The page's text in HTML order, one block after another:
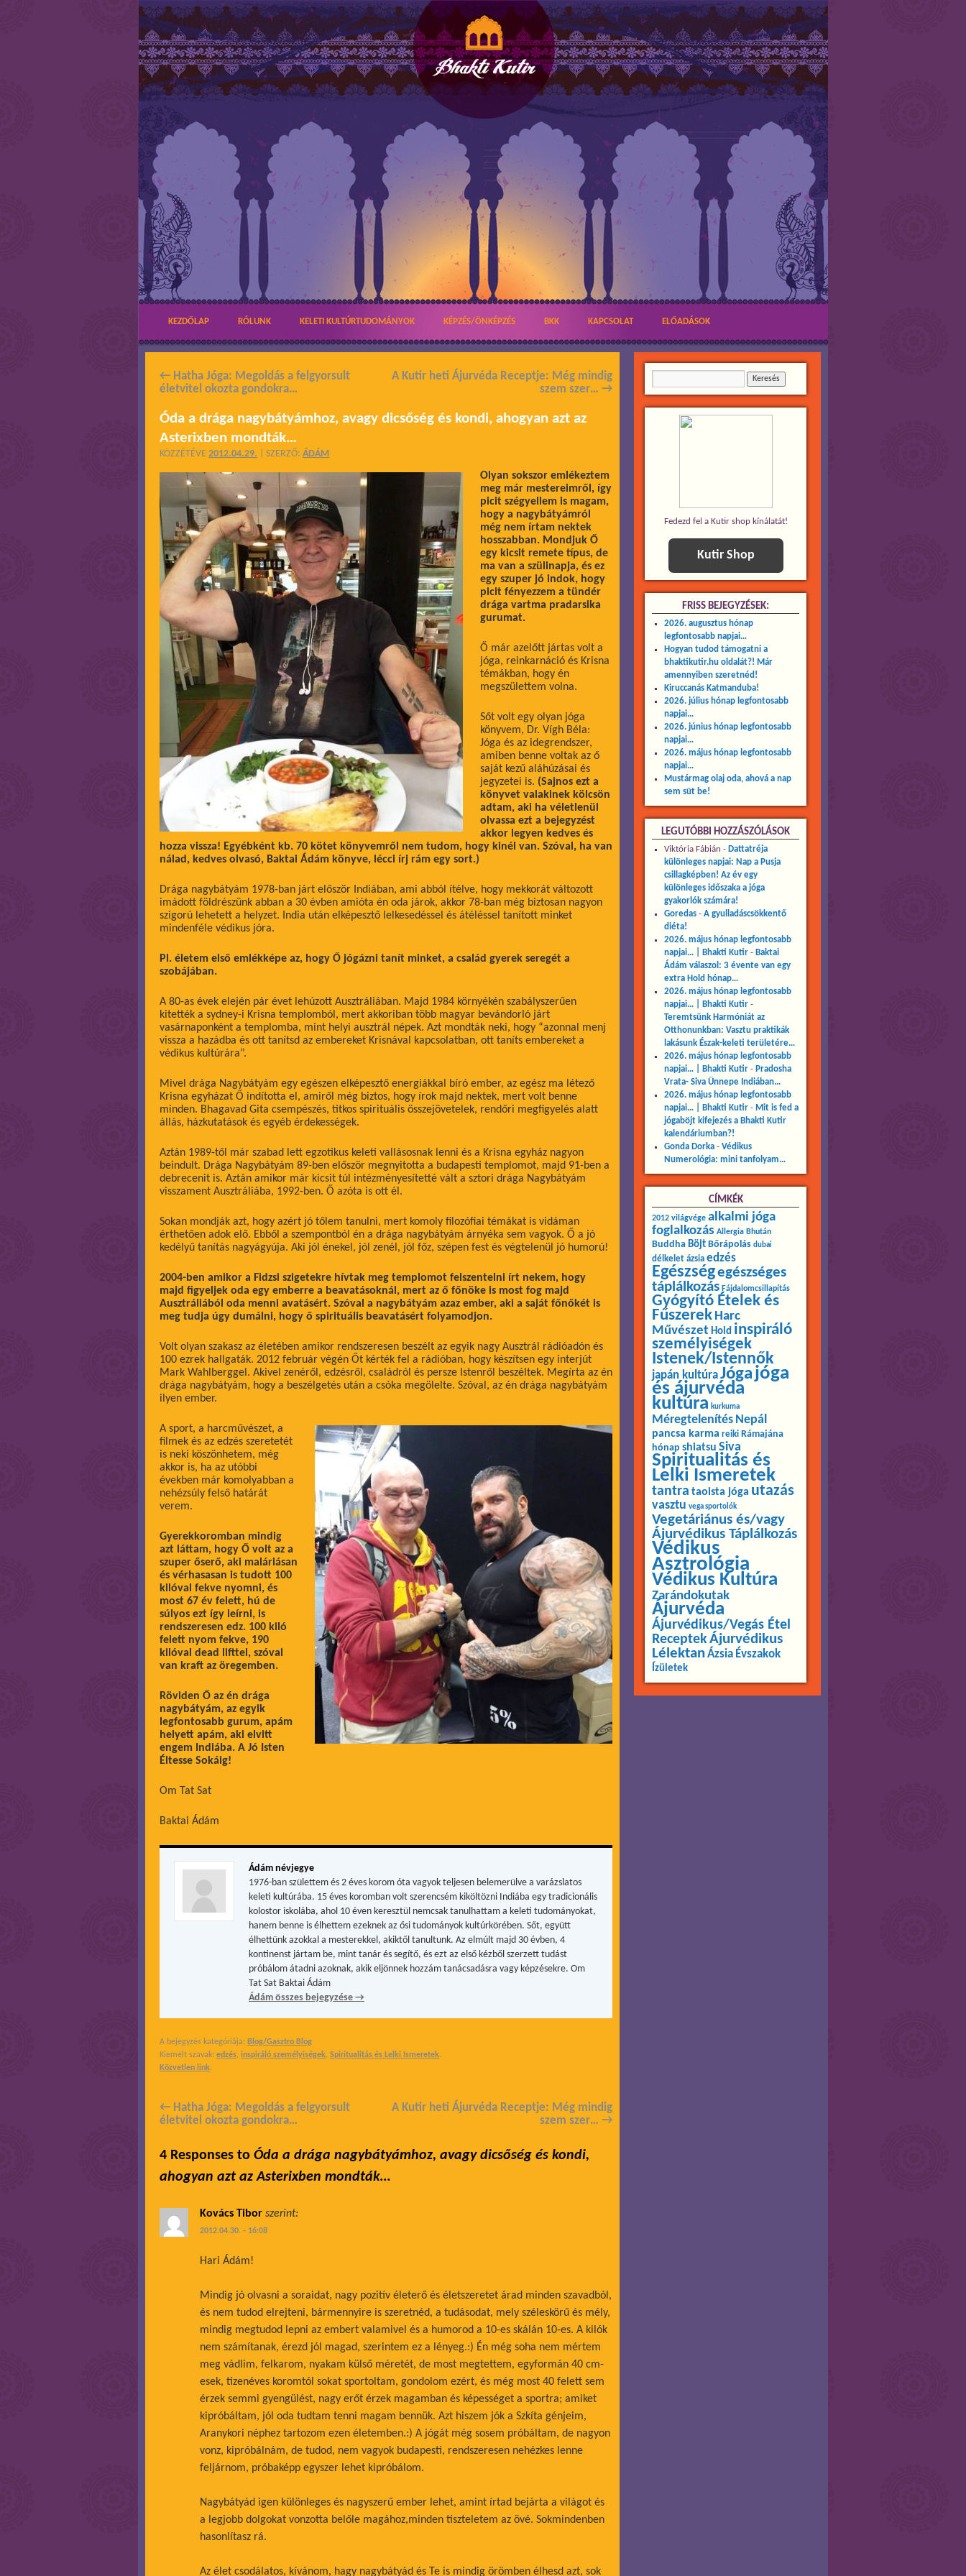
KEZDŐLAP RÓLUNK KELETI KULTÚRTUDOMÁNYOK KÉPZÉS/ÖNKÉPZÉS BKK KAPCSOLAT ELŐADÁSOK
← Hatha Jóga: Megoldás a felgyorsult
életvitel okozta gondokra…
A Kutir heti Ájurvéda Receptje: Még mindig
szem szer… →
Óda a drága nagybátyámhoz, avagy dicsőség és kondi, ahogyan azt az
Asterixben mondták…
KÖZZÉTÉVE 2012.04.29. SZERZŐ: ÁDÁM
Olyan sokszor emlékeztem
meg már mestereimről, így
picit szégyellem is magam,
hogy a nagybátyámról
még nem írtam nektek
hosszabban. Mondjuk Ő
egy kicsit remete típus, de
ma van a szülinapja, és ez
egy szuper jó indok, hogy
picit fényezzem a tündér
drága vartma pradarsika
gurumat.
Ő már azelőtt jártas volt a
jóga, reinkarnáció és Krisna
témákban, hogy én
megszülettem volna.
Sőt volt egy olyan jóga
könyvem, Dr. Vígh Béla:
Jóga és az idegrendszer,
amiben benne voltak az ő
saját kezű aláhúzásai és
jegyzetei is. (Sajnos ezt a
könyvet valakinek kölcsön
adtam, aki ha véletlenül
olvassa ezt a bejegyzést
akkor legyen kedves és
hozza vissza! Egyébként kb. 70 kötet könyvemről nem tudom, hogy kinél van. Szóval, ha van
nálad, kedves olvasó, Baktai Ádám könyve, lécci írj rám egy sort.)
Drága nagybátyám 1978-ban járt először Indiában, ami abból ítélve, hogy mekkorát változott
imádott földrészünk abban a 30 évben amióta én oda járok, akkor 78-ban még biztosan nagyon
szigorú lehetett a helyzet. India után elképesztő lelkesedéssel és átéléssel tanított minket
mindenféle védikus jóra.
Pl. életem első emlékképe az, hogy Ő jógázni tanít minket, a család gyerek seregét a
szobájában.
A 80-as évek elején pár évet lehúzott Ausztráliában. Majd 1984 környékén szabályszerűen
kitették a sydney-i Krisna templomból, mert akkoriban több magyar bevándorló járt
vasárnaponként a templomba, mint helyi ausztrál népek. Azt mondták neki, hogy “azonnal menj
vissza a hazádba és ott tanítsd az embereket Krisnával kapcsolatban, ott taníts embereket a
védikus kultúrára”.
Mivel drága Nagybátyám egy egészen elképesztő energiákkal bíró ember, az egész ma létező
Krisna egyházat Ő indította el, amiről még biztos, hogy írok majd nektek, mert volt benne
minden. Bhagavad Gita csempészés, titkos spirituális összejövetelek, rendőri megfigyelés alatt
állás, házkutatások és egyéb érdekességek.
Aztán 1989-től már szabad lett egzotikus keleti vallásosnak lenni és a Krisna egyház nagyon
beindult. Drága Nagybátyám 89-ben először megnyitotta a budapesti templomot, majd 91-ben a
debrecenit is. Aztán amikor már kicsit túl intézményesítetté vált a sztori drága Nagybátyám
visszament Ausztráliába, 1992-ben. Ő azóta is ott él.
Sokan mondják azt, hogy azért jó tőlem tanulni, mert komoly filozófiai témákat is vidáman
érthetően adok elő. Ebből a szempontból én a drága nagybátyám árnyéka sem vagyok. Ő a jó
kedélyű tanítás nagyágyúja. Aki jól énekel, jól zenél, jól főz, szépen fest és végtelenül jó humorú!
2004-ben amikor a Fidzsi szigetekre hívtak meg templomot felszentelni írt nekem, hogy
majd figyeljek oda egy emberre a beavatásoknál, mert az ő főnöke is most fog majd
Ausztráliából oda menni avatásért. Szóval a nagybátyám azaz ember, aki a saját főnőkét is
meg tudja úgy dumálni, hogy ő spirituális beavatásért folyamodjon.
Volt olyan szakasz az életében amikor rendszeresen beszélt az egyik nagy Ausztrál rádióadón és
100 ezrek hallgaták. 2012 február végén Őt kérték fel a rádióban, hogy készítsen egy interjút
Mark Wahlberggel. Akivel zenéről, edzésről, családról és persze Istenről beszéltek. Megírta az én
drága nagybátyám, hogy a beszélgetés után a csóka megölelte. Szóval, az én drága nagybátyám
ilyen ember.
A sport, a harcművészet, a
filmek és az edzés szeretetét
is neki köszönhetem, még
akkor is, ha az utóbbi
években már komolyabban a
nehézsúly felső határát
verem.
Gyerekkoromban mindig
azt láttam, hogy Ő volt az a
szuper őserő, aki maláriásan
és vérhasasan is tudott 100
kilóval fekve nyomni, és
most 67 év felett, hú de
súlyos ezt így leírni, is
rendszeresen edz. 100 kiló
felett nyom fekve, 190
kilóval dead lifttel, szóval
van kraft az öregemben.
Röviden Ő az én drága
nagybátyám, az egyik
legfontosabb gurum, apám
helyett apám, aki elvitt
engem Indiába. A Jó Isten
Éltesse Sokáig!
Om Tat Sat
Baktai Ádám
Ádám névjegye
1976-ban születtem és 2 éves korom óta vagyok teljesen belemerülve a varázslatos
keleti kultúrába. 15 éves koromban volt szerencsém kiköltözni Indiába egy tradicionális
kolostor iskolába, ahol 10 éven keresztül nemcsak tanulhattam a keleti tudományokat,
hanem benne is élhettem ezeknek az ősi tudományok kultúrkörében. Sőt, együtt
élhettünk azokkal a mesterekkel, akiktől tanultunk. Az elmúlt majd 30 évben, 4
kontinenst jártam be, mint tanár és segítő, és ezt az első kézből szerzett tudást
próbálom átadni azoknak, akik eljönnek hozzám tanácsadásra vagy képzésekre. Om
Tat Sat Baktai Ádám
Ádám összes bejegyzése →
A bejegyzés kategóriája: Blog/Gasztro Blog
Kiemelt szavak: edzés, inspiráló személyiségek, Spiritualitás és Lelki Ismeretek.
Közvetlen link.
← Hatha Jóga: Megoldás a felgyorsult
életvitel okozta gondokra…
A Kutir heti Ájurvéda Receptje: Még mindig
szem szer… →
4 Responses to Óda a drága nagybátyámhoz, avagy dicsőség és kondi,
ahogyan azt az Asterixben mondták…
Kovács Tibor szerint:
2012.04.30. - 16:08
Hari Ádám!
Mindig jó olvasni a soraidat, nagy pozitív életerő és életszeretet árad minden szavadból,
és nem tudod elrejteni, bármennyire is szeretnéd, a tudásodat, mely széleskörű és mély,
mindig megtudod lepni az embert valamivel és a humorod a 10-es skálán 10-es. A kilók
nem számítanak, érezd jól magad, szerintem ez a lényeg.:) Én még soha nem mértem
meg vádlim, felkarom, nyakam külső méretét, de most megtettem, egyformán 40 cm-
esek, tizenéves koromtól sokat sportoltam, gondolom ezért, és még most 40 felett sem
érzek semmi gyengülést, nagy erőt érzek magamban és képességet a sportra; amiket
kipróbáltam, jól oda tudtam tenni magam bennük. Azt hiszem jók a Szkíta génjeim,
Aranykori néphez tartozom ezen életemben.:) A jógát még sosem próbáltam, de nagyon
vonz, kipróbálnám, de tudod, nem vagyok budapesti, rendszeresen nehézkes lenne
feljárnom, próbaképp egyszer lehet kipróbálom.
Nagybátyád igen különleges és nagyszerű ember lehet, amint írtad bejárta a világot és
a legjobb dolgokat vonzotta belőle magához,minden tiszteletem az övé. Sokmindenben
hasonlítasz rá.
Az élet csodálatos, kívánom, hagy nagybátyád és Te is mindig örömben élhesd azt, sok
Fedezd fel a Kutir shop kínálatát!
Kutir Shop
FRISS BEJEGYZÉSEK:
2026. augusztus hónap
legfontosabb napjai…
Hogyan tudod támogatni a
bhaktikutir.hu oldalát?! Már
amennyiben szeretnéd!
Kiruccanás Katmanduba!
2026. július hónap legfontosabb
napjai…
2026. június hónap legfontosabb
napjai…
2026. május hónap legfontosabb
napjai…
Mustármag olaj oda, ahová a nap
sem süt be!
LEGUTÓBBI HOZZÁSZÓLÁSOK
Viktória Fábián - Dattatréja
különleges napjai: Nap a Pusja
csillagképben! Az év egy
különleges időszaka a jóga
gyakorlók számára!
Goredas- A gyulladáscsökkentő
diéta!
2026. május hónap legfontosabb
napjai… | Bhakti Kutir- Baktai
Ádám válaszol: 3 évente van egy
extra Hold hónap…
2026. május hónap legfontosabb
napjai… | Bhakti Kutir-
Teremtsünk Harmóniát az
Otthonunkban: Vasztu praktikák
lakásunk Észak-keleti területére…
2026. május hónap legfontosabb
napjai… | Bhakti Kutir- Pradosha
Vrata- Siva Ünnepe Indiában…
2026. május hónap legfontosabb
napjai… | Bhakti Kutir- Mit is fed a
jógaböjt kifejezés a Bhakti Kutir
kalendáriumban?!
Gonda Dorka- Védikus
Numerológia: mini tanfolyam…
CÍMKÉK
2012 világvége alkalmi jóga
foglalkozás Allergia Bhután
Buddha Böjt Bőrápolás dubai
délkelet ázsia edzés
Egészségegészséges
táplálkozás Fájdalomcsillapítás
Gyógyító Ételek és
Fűszerek Harc
Művészet Hold inspiráló
személyiségek
Istenek/Istennők
japán kultúraJóga jóga
és ájurvéda
kultúra kurkuma
Méregtelenítés Nepál
pancsa karma reiki Rámajána
hónap shiatsu Siva
Spiritualitás és
Lelki Ismeretek
tantra taoista jóga utazás
vasztu vega sportolók
Vegetáriánus és/vagy
Ájurvédikus Táplálkozás
Védikus
Asztrológia
Védikus Kultúra
Zarándokutak
Ájurvéda
Ájurvédikus/Vegás Étel
ReceptekÁjurvédikus
LélektanÁzsia Évszakok
Ízületek